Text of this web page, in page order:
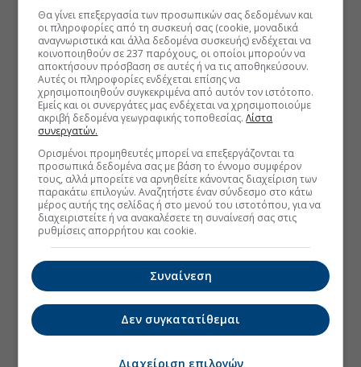
Θα γίνει επεξεργασία των προσωπικών σας δεδομένων και
οι πληροφορίες από τη συσκευή σας (cookie, μοναδικά
αναγνωριστικά και άλλα δεδομένα συσκευής) ενδέχεται να
κοινοποιηθούν σε 237 παρόχους, οι οποίοι μπορούν να
αποκτήσουν πρόσβαση σε αυτές ή να τις αποθηκεύσουν.
Αυτές οι πληροφορίες ενδέχεται επίσης να
χρησιμοποιηθούν συγκεκριμένα από αυτόν τον ιστότοπο.
Εμείς και οι συνεργάτες μας ενδέχεται να χρησιμοποιούμε
ακριβή δεδομένα γεωγραφικής τοποθεσίας.Λίστα
συνεργατών.
Ορισμένοι προμηθευτές μπορεί να επεξεργάζονται τα
προσωπικά δεδομένα σας με βάση το έννομο συμφέρον
τους, αλλά μπορείτε να αρνηθείτε κάνοντας διαχείριση των
παρακάτω επιλογών. Αναζητήστε έναν σύνδεσμο στο κάτω
μέρος αυτής της σελίδας ή στο μενού του ιστοτόπου, για να
διαχειριστείτε ή να ανακαλέσετε τη συναίνεσή σας στις
ρυθμίσεις απορρήτου και cookie.
Συναίνεση
Δεν συγκατατίθεμαι
Διαχείριση επιλογών